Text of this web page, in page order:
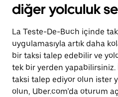
diğer yolculuk
La Teste-De-Buch içinde
uygulamasıyla artık daha
bir taksi talep edebilir ve
tek bir yerden yapabilirsiniz.
taksi talep ediyor olun ister
olun, Uber.com’da oturum